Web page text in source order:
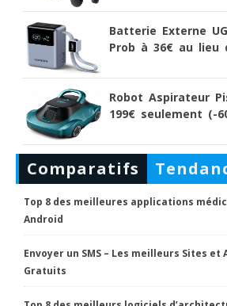
Batterie Externe
Prob à 36€ au lieu
Robot Aspirateur
199€ seulement (-
Comparatifs
Top 8 des meilleures applications
Android
Envoyer un SMS – Les meilleurs Sites et
Gratuits